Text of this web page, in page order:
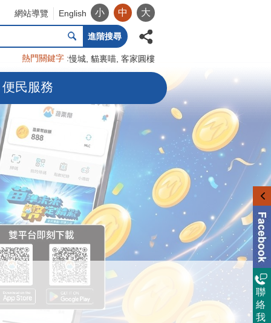
網站導覽 English 小 中 大
進階搜尋
熱門關鍵字 慢城 貓裏喵 客家圓樓
便民服務
聯
絡
我